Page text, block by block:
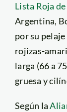
Lista Roja
Argentina,
por su
rojizas-
larga (66 a
gruesa y
Según la